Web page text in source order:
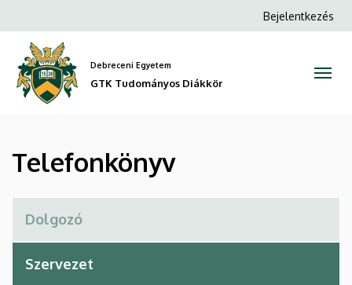
GTK
Tudományos
Diákkör
a
tartalomra
Anonim
Bejelentkezés
Debreceni Egyetem
GTK Tudományos Diákkör
Telefonkönyv